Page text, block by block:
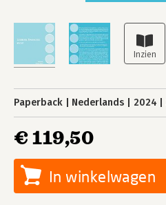
Paperback Nederlands 2024
€ 119,50
In winkelwagen